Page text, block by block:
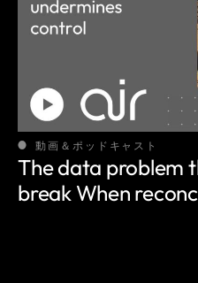
動画＆ポッドキャスト
The data problem
break When